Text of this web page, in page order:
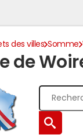
des villes Somme
de